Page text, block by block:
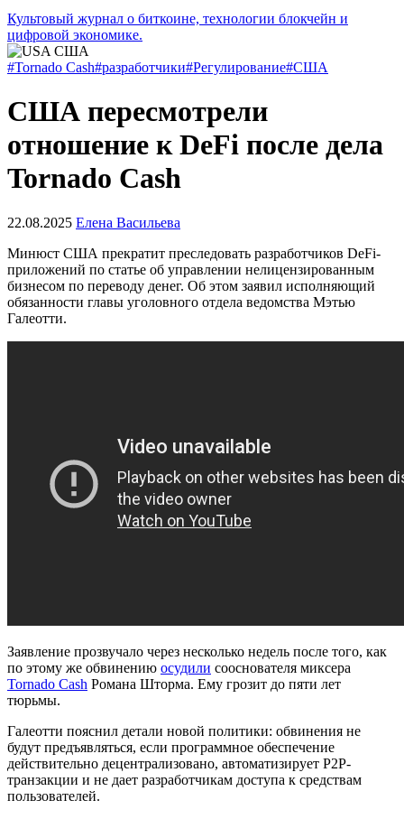
Культовый журнал о биткоине, технологии блокчейн и
цифровой экономике.
#Tornado Cash#разработчики#Регулирование#США
США пересмотрели
отношение к DeFi после дела
Tornado Cash
22.08.2025 Елена Васильева
Минюст США прекратит преследовать разработчиков DeFi-
приложений по статье об управлении нелицензированным
бизнесом по переводу денег. Об этом заявил исполняющий
обязанности главы уголовного отдела ведомства Мэтью
Галеотти.
Заявление прозвучало через несколько недель после того, как
по этому же обвинению осудили сооснователя миксера
Tornado Cash Романа Шторма. Ему грозит до пяти лет
тюрьмы.
Галеотти пояснил детали новой политики: обвинения не
будут предъявляться, если программное обеспечение
действительно децентрализовано, автоматизирует P2P-
транзакции и не дает разработчикам доступа к средствам
пользователей.